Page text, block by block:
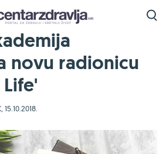
novu radionicu
15.10.2018.